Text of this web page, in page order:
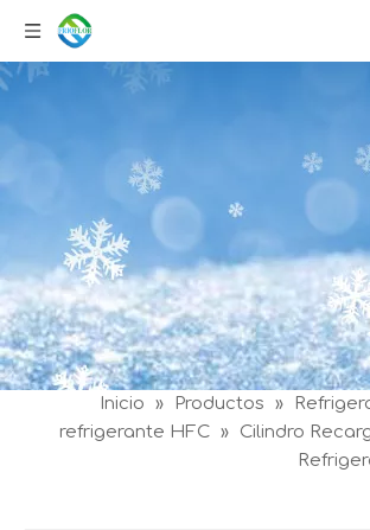
Inicio » Productos »
refrigerante HFC » Cilindro